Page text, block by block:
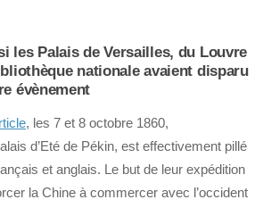
les Palais de Versailles, du Louvre
nationale avaient disparu
évènement
, les 7 et 8 octobre 1860,
d’Eté de Pékin, est effectivement pillé
et anglais. Le but de leur expédition
la Chine à commercer avec l’occident